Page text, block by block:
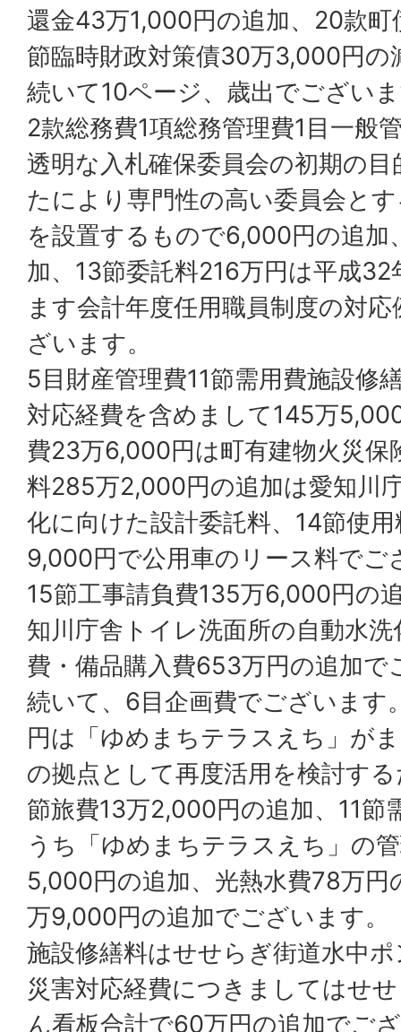
還金43万1,000円の追加、20款町
節臨時財政対策債30万3,000円の
続いて10ページ、歳出でござい
2款総務費1項総務管理費1目一般
透明な入札確保委員会の初期の
たにより専門性の高い委員会と
を設置するもので6,000円の追加
加、13節委託料216万円は平成
ます会計年度任用職員制度の対
ざいます。
5目財産管理費11節需用費施設修
対応経費を含めまして145万
費23万6,000円は町有建物火災保
料285万2,000円の追加は愛知川
化に向けた設計委託料、14節使
9,000円で公用車のリース料でご
15節工事請負費135万6,000円の
知川庁舎トイレ洗面所の自動水
費・備品購入費653万円の追加で
続いて、6目企画費でございま
円は「ゆめまちテラスえち」が
の拠点として再度活用を検討す
節旅費13万2,000円の追加、11
うち「ゆめまちテラスえち」の
5,000円の追加、光熱水費78万円
万9,000円の追加でございます。
施設修繕料はせせらぎ街道水中
災害対応経費につきましてはせ
ん看板合計で60万円の追加でご